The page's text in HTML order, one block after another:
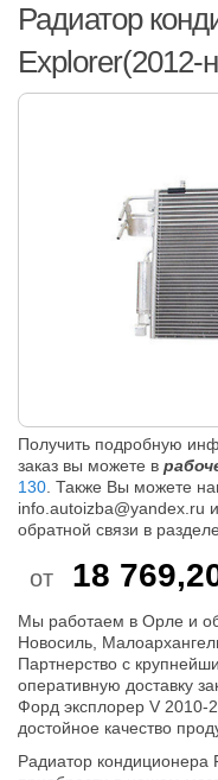
Радиатор
Explorer(2012-
Получить подробную
заказ вы можете в
130 . Также Вы можете
info.autoizba@yandex.ru
обратной связи в
от 18
Мы работаем в Орле и
Новосиль,
Партнерство с
оперативную доставку
Форд эксплорер V 2010-
достойное качество
Радиатор